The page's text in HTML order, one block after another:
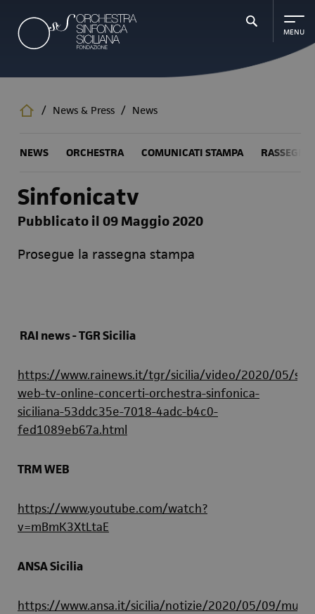
contenuto
principale
/ News & Press / News
NEWS ORCHESTRA COMUNICATI STAMPA
Sinfonicatv
Pubblicato il 09 Maggio 2020
Prosegue la rassegna stampa
RAI news - TGR Sicilia
https://www.rainews.it/tgr/sicilia/video/2020/05/sic-
web-tv-online-concerti-orchestra-sinfonica-
siciliana-53ddc35e-7018-4adc-b4c0-
fed1089eb67a.html
TRM WEB
https://www.youtube.com/watch?
v=mBmK3XtLtaE
ANSA Sicilia
https://www.ansa.it/sicilia/notizie/2020/05/09/